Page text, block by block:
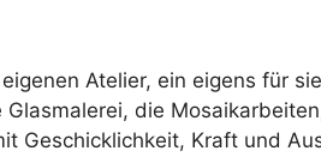
Atelier, ein eigens für sie
die
Geschicklichkeit, Kraft und